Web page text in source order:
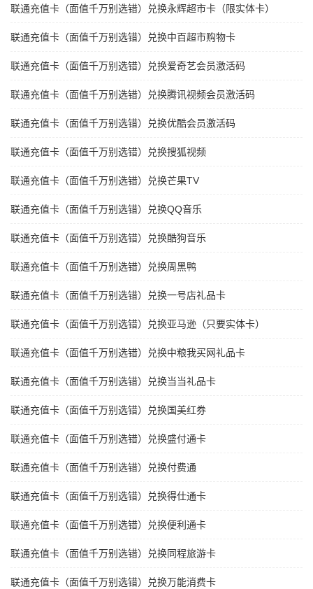
联通充值卡（面值千万别选错）兑换永辉超市卡（限实体卡）
联通充值卡（面值千万别选错）兑换中百超市购物卡
联通充值卡（面值千万别选错）兑换爱奇艺会员激活码
联通充值卡（面值千万别选错）兑换腾讯视频会员激活码
联通充值卡（面值千万别选错）兑换优酷会员激活码
联通充值卡（面值千万别选错）兑换搜狐视频
联通充值卡（面值千万别选错）兑换芒果TV
联通充值卡（面值千万别选错）兑换QQ音乐
联通充值卡（面值千万别选错）兑换酷狗音乐
联通充值卡（面值千万别选错）兑换周黑鸭
联通充值卡（面值千万别选错）兑换一号店礼品卡
联通充值卡（面值千万别选错）兑换亚马逊（只要实体卡）
联通充值卡（面值千万别选错）兑换中粮我买网礼品卡
联通充值卡（面值千万别选错）兑换当当礼品卡
联通充值卡（面值千万别选错）兑换国美红券
联通充值卡（面值千万别选错）兑换盛付通卡
联通充值卡（面值千万别选错）兑换付费通
联通充值卡（面值千万别选错）兑换得仕通卡
联通充值卡（面值千万别选错）兑换便利通卡
联通充值卡（面值千万别选错）兑换同程旅游卡
联通充值卡（面值千万别选错）兑换万能消费卡